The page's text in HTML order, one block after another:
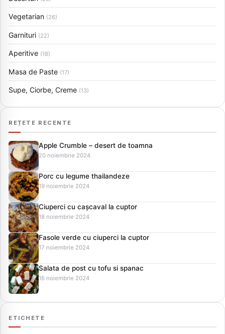
Vegetarian (26)
Garnituri (22)
Aperitive (18)
Masa de Paste (17)
Supe, Ciorbe, Creme (13)
REȚETE RECENTE
Apple Crumble – desert de toamna
20 noiembrie 2024
Porc cu legume thailandeze
19 noiembrie 2024
Ciuperci cu cașcaval la cuptor
18 noiembrie 2024
Fasole verde cu ciuperci la cuptor
17 noiembrie 2024
Salata de post cu tofu si spanac
16 noiembrie 2024
ETICHETE